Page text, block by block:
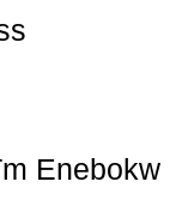
Enebokw